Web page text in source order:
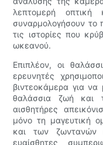
λεπτομερή
συναρμολογήσουν το
τις ιστορίες που
ωκεανού.
Επιπλέον, οι
ερευνητές
βιντεοκάμερα για
θαλάσσια ζωή και
αισθητήρες
μόνο τη μαγευτική
και των ζωντανών
ευαίσθητες